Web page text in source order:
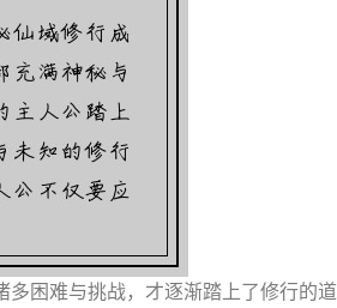
困难与挑战，才逐渐踏上了修行的道